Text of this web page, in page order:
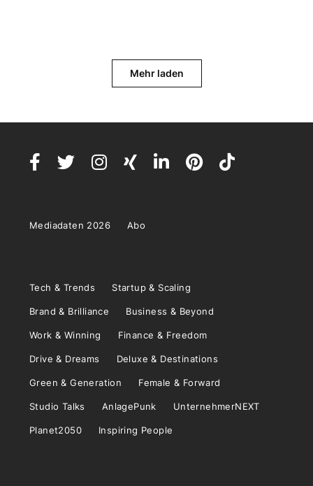
Mehr laden
Mediadaten 2026 Abo
Tech & Trends Startup & Scaling
Brand & Brilliance Business & Beyond
Work & Winning Finance & Freedom
Drive & Dreams Deluxe & Destinations
Green & Generation Female & Forward
Studio Talks AnlagePunk UnternehmerNEXT
Planet2050 Inspiring People